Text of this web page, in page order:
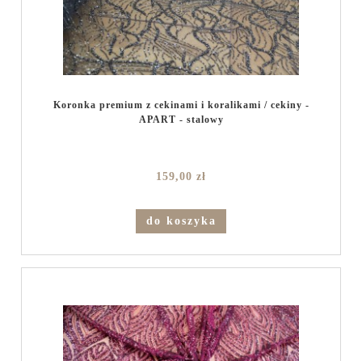
Koronka premium z cekinami i koralikami / cekiny -
APART - stalowy
159,00 zł
do koszyka